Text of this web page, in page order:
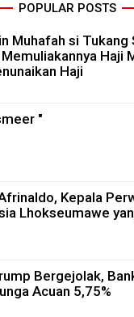
POPULAR POSTS
Muhafah si Tukang
Haji
Haji
"
Kepala
Lhokseumawe
Bergejolak,
Acuan 5,75%